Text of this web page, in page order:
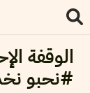
الوقفة
#نحبو